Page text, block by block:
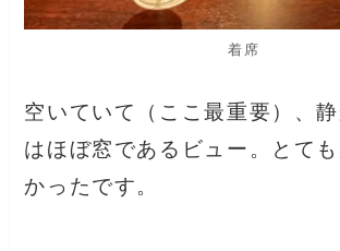
着席
空いていて（ここ最重要）、
はほぼ窓であるビュー。とて
かったです。